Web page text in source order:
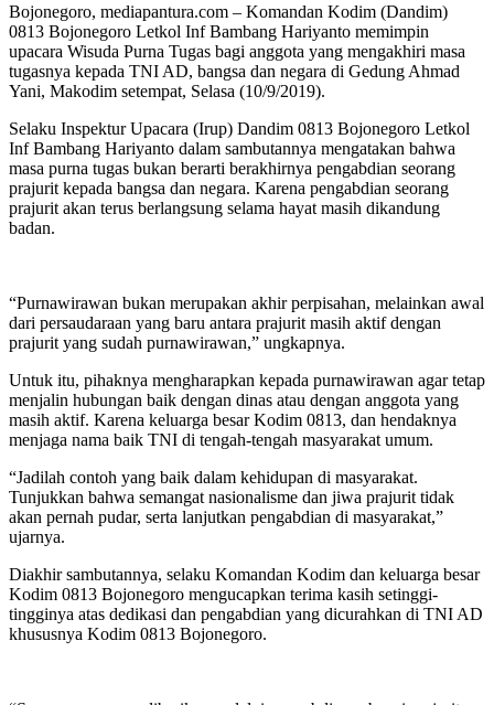
Bojonegoro, mediapantura.com – Komandan Kodim (Dandim)
0813 Bojonegoro Letkol Inf Bambang Hariyanto memimpin
upacara Wisuda Purna Tugas bagi anggota yang mengakhiri masa
tugasnya kepada TNI AD, bangsa dan negara di Gedung Ahmad
Yani, Makodim setempat, Selasa (10/9/2019).
Selaku Inspektur Upacara (Irup) Dandim 0813 Bojonegoro Letkol
Inf Bambang Hariyanto dalam sambutannya mengatakan bahwa
masa purna tugas bukan berarti berakhirnya pengabdian seorang
prajurit kepada bangsa dan negara. Karena pengabdian seorang
prajurit akan terus berlangsung selama hayat masih dikandung
badan.
“Purnawirawan bukan merupakan akhir perpisahan, melainkan awal
dari persaudaraan yang baru antara prajurit masih aktif dengan
prajurit yang sudah purnawirawan,” ungkapnya.
Untuk itu, pihaknya mengharapkan kepada purnawirawan agar tetap
menjalin hubungan baik dengan dinas atau dengan anggota yang
masih aktif. Karena keluarga besar Kodim 0813, dan hendaknya
menjaga nama baik TNI di tengah-tengah masyarakat umum.
“Jadilah contoh yang baik dalam kehidupan di masyarakat.
Tunjukkan bahwa semangat nasionalisme dan jiwa prajurit tidak
akan pernah pudar, serta lanjutkan pengabdian di masyarakat,”
ujarnya.
Diakhir sambutannya, selaku Komandan Kodim dan keluarga besar
Kodim 0813 Bojonegoro mengucapkan terima kasih setinggi-
tingginya atas dedikasi dan pengabdian yang dicurahkan di TNI AD
khususnya Kodim 0813 Bojonegoro.